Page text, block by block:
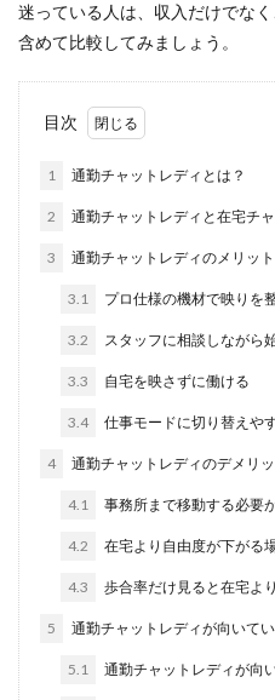
迷っている人は、収入だけでな
含めて比較してみましょう。
目次
1 通勤チャットレディとは？
2 通勤チャットレディと在宅チ
3 通勤チャットレディのメリット
3.1 プロ仕様の機材で映りを
3.2 スタッフに相談しながら
3.3 自宅を映さずに働ける
3.4 仕事モードに切り替えや
4 通勤チャットレディのデメリッ
4.1 事務所まで移動する必要
4.2 在宅より自由度が下がる
4.3 歩合率だけ見ると在宅よ
5 通勤チャットレディが向いて
5.1 通勤チャットレディが向